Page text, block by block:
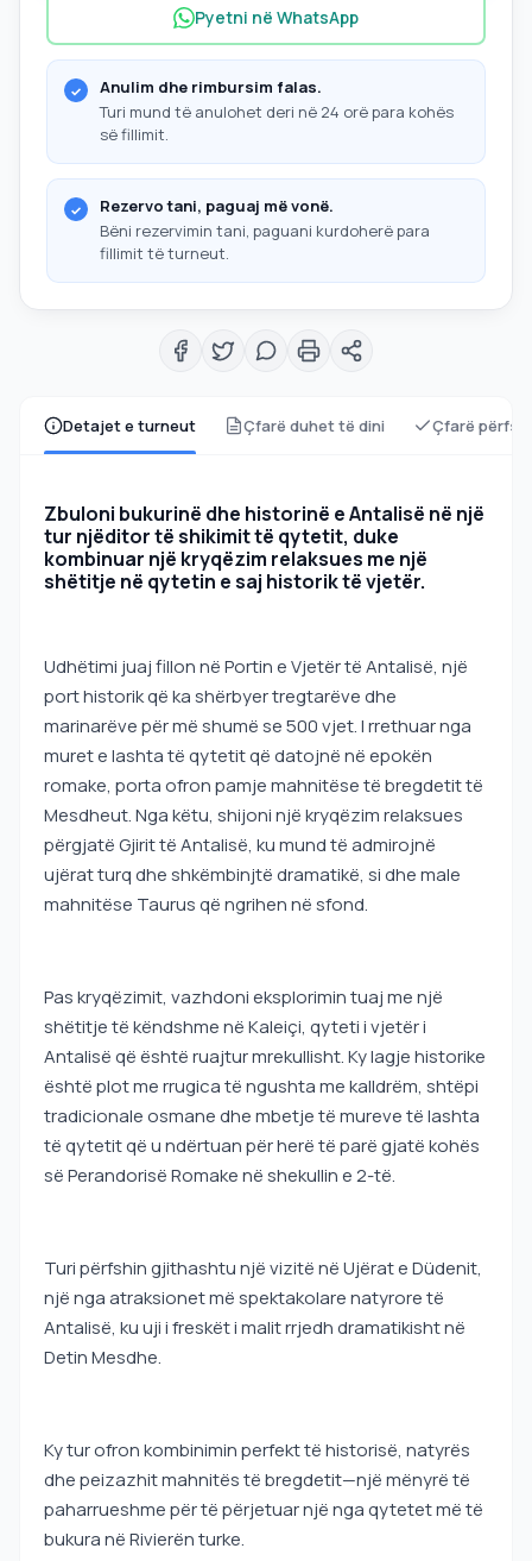
Detajet e turneut Çfarë duhet të dini Çfarë
Zbuloni bukurinë dhe historinë e Antalisë në një
tur njëditor të shikimit të qytetit, duke
kombinuar një kryqëzim relaksues me një
shëtitje në qytetin e saj historik të vjetër.
Udhëtimi juaj fillon në Portin e Vjetër të Antalisë, një
port historik që ka shërbyer tregtarëve dhe
marinarëve për më shumë se 500 vjet. I rrethuar nga
muret e lashta të qytetit që datojnë në epokën
romake, porta ofron pamje mahnitëse të bregdetit të
Mesdheut. Nga këtu, shijoni një kryqëzim relaksues
përgjatë Gjirit të Antalisë, ku mund të admirojnë
ujërat turq dhe shkëmbinjtë dramatikë, si dhe male
mahnitëse Taurus që ngrihen në sfond.
Pas kryqëzimit, vazhdoni eksplorimin tuaj me një
shëtitje të këndshme në Kaleiçi, qyteti i vjetër i
Antalisë që është ruajtur mrekullisht. Ky lagje historike
është plot me rrugica të ngushta me kalldrëm, shtëpi
tradicionale osmane dhe mbetje të mureve të lashta
të qytetit që u ndërtuan për herë të parë gjatë kohës
së Perandorisë Romake në shekullin e 2-të.
Turi përfshin gjithashtu një vizitë në Ujërat e Düdenit,
një nga atraksionet më spektakolare natyrore të
Antalisë, ku uji i freskët i malit rrjedh dramatikisht në
Detin Mesdhe.
Ky tur ofron kombinimin perfekt të historisë, natyrës
dhe peizazhit mahnitës të bregdetit—një mënyrë të
paharrueshme për të përjetuar një nga qytetet më të
bukura në Rivierën turke.
Pyetni në WhatsApp
Anulim dhe rimbursim falas.
Turi mund të anulohet deri në 24 orë para kohës
së fillimit.
Rezervo tani, paguaj më vonë.
Bëni rezervimin tani, paguani kurdoherë para
fillimit të turneut.